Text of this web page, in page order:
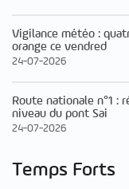
Vigilance météo :
orange ce vendred
24-07-2026
Route nationale n°1 :
niveau du pont Sai
24-07-2026
Temps Forts